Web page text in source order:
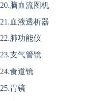
20.脑血流图机
21.血液透析器
22.肺功能仪
23.支气管镜
24.食道镜
25.胃镜